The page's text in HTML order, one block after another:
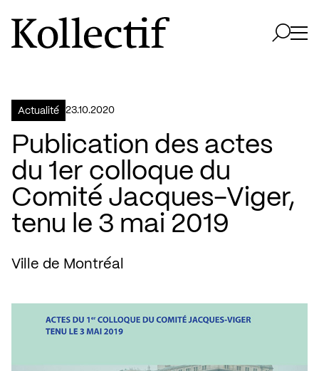
Aller à la page d'accueil
Logo Kollectif
Actualité 23.10.2020
Publication des actes
du 1er colloque du
Comité Jacques-Viger,
tenu le 3 mai 2019
Ville de Montréal